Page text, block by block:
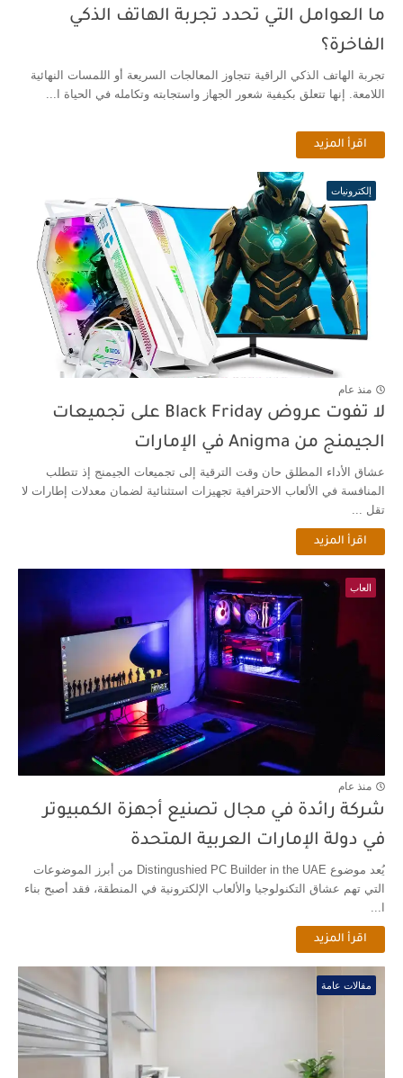
ما العوامل التي تحدد تجربة الهاتف الذكي
الفاخرة؟
تجربة الهاتف الذكي الراقية تتجاوز المعالجات السريعة أو اللمسات النهائية
اللامعة. إنها تتعلق بكيفية شعور الجهاز واستجابته وتكامله في الحياة ا...
اقرأ المزيد
إلكترونيات
منذ عام
لا تفوت عروض Black Friday على تجميعات
الجيمنج من Anigma في الإمارات
عشاق الأداء المطلق حان وقت الترقية إلى تجميعات الجيمنج إذ تتطلب
المنافسة في الألعاب الاحترافية تجهيزات استثنائية لضمان معدلات إطارات لا
تقل ...
اقرأ المزيد
العاب
منذ عام
شركة رائدة في مجال تصنيع أجهزة الكمبيوتر
في دولة الإمارات العربية المتحدة
يُعد موضوع Distingushied PC Builder in the UAE من أبرز الموضوعات
التي تهم عشاق التكنولوجيا والألعاب الإلكترونية في المنطقة، فقد أصبح بناء
ا...
اقرأ المزيد
مقالات عامة